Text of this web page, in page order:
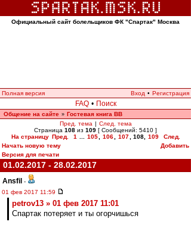
Официальный сайт болельщиков ФК "Спартак" Москва
Полная версия Вход • Регистрация
FAQ • Поиск
Общение на сайте » Гостевая книга ВВ
Пред. тема | След. тема
Страница 108 из 109 [ Сообщений: 5410 ]
На страницу Пред. 1 105 106 107 108, 109
След.
Начать новую тему
Добавить
Версия для печати
01.02.2017 - 28.02.2017
Ansfil -
01 фев 2017 11:59
petrov13 » 01 фев 2017 11:01
Спартак потеряет и ты огорчишься